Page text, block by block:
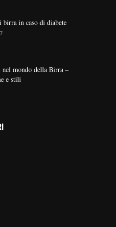
birra in caso di diabete
nel mondo della Birra –
e stili